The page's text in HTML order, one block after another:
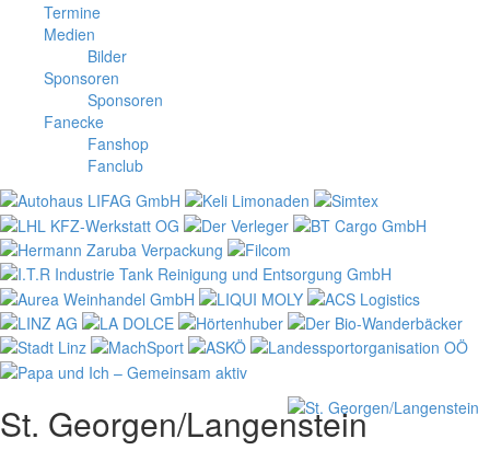
Termine
Medien
Bilder
Sponsoren
Sponsoren
Fanecke
Fanshop
Fanclub
St. Georgen/Langenstein